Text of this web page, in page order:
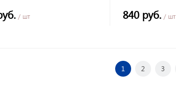
/ шт 840 руб./ шт
1 2 3